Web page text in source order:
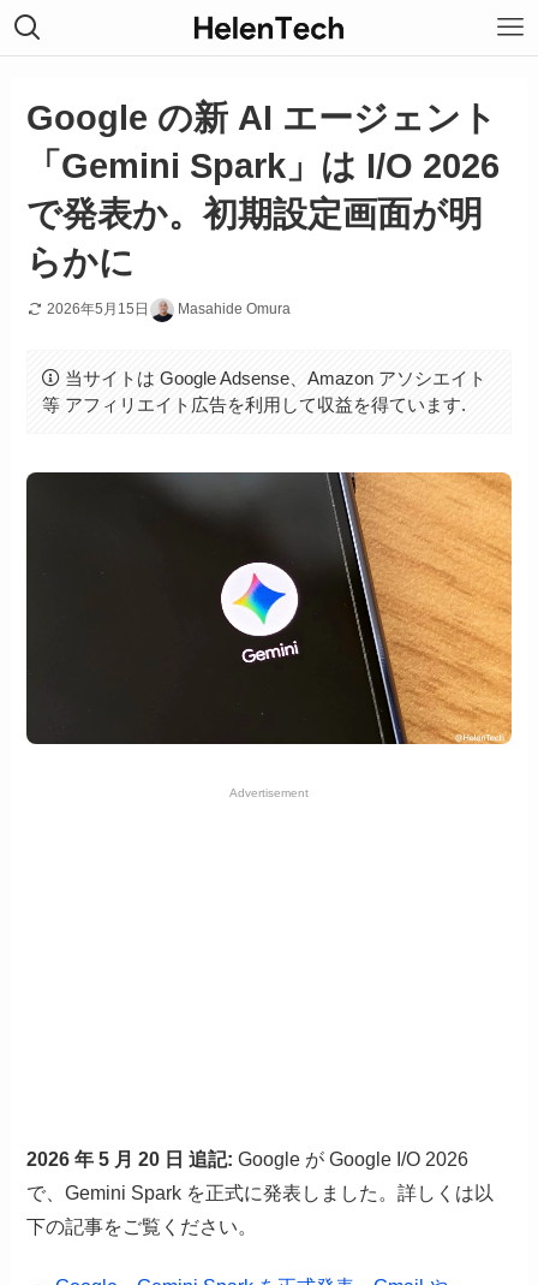
Google の新 AI エージェント
「Gemini Spark」は I/O 2026
で発表か。初期設定画面が明
らかに
2026年5月15日 Masahide Omura
当サイトは Google Adsense、Amazon アソシエイト
等 アフィリエイト広告を利用して収益を得ています.
Advertisement
2026 年 5 月 20 日 追記: Google が Google I/O 2026
で、Gemini Spark を正式に発表しました。詳しくは以
下の記事をご覧ください。